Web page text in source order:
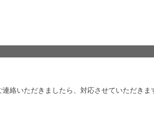
絡いただきましたら、対応させていただきま